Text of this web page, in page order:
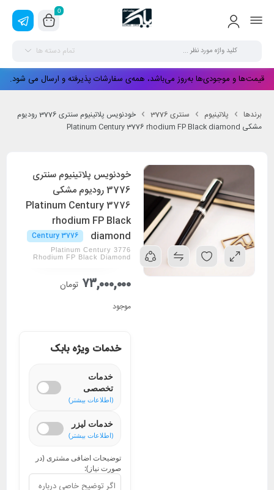
0
تمام دسته ها
قیمت‌ها و موجودی‌ها به‌روز می‌باشد، همه‌ی سفارشات پذیرفته و ارسال می شود.
برندها پلاتینیوم سنتری 3776
خودنویس پلاتینیوم سنتری 3776 رودیوم
مشکی Platinum Century 3776 rhodium FP Black diamond
خودنویس پلاتینیوم سنتری
3776 رودیوم مشکی
Platinum Century 3776
rhodium FP Black
diamond
Century 3776
Platinum Century 3776
Rhodium FP Black Diamond
۷۳,۰۰۰,۰۰۰ تومان
موجود
خدمات ویژه بابک
خدمات
تخصصی
(اطلاعات بیشتر)
خدمات لیزر
(اطلاعات بیشتر)
توضیحات اضافی مشتری (در
صورت نیاز):